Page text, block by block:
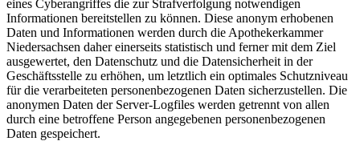
eines Cyberangriffes die zur Strafverfolgung notwendigen
Informationen bereitstellen zu können. Diese anonym erhobenen
Daten und Informationen werden durch die Apothekerkammer
Niedersachsen daher einerseits statistisch und ferner mit dem Ziel
ausgewertet, den Datenschutz und die Datensicherheit in der
Geschäftsstelle zu erhöhen, um letztlich ein optimales Schutzniveau
für die verarbeiteten personenbezogenen Daten sicherzustellen. Die
anonymen Daten der Server-Logfiles werden getrennt von allen
durch eine betroffene Person angegebenen personenbezogenen
Daten gespeichert.